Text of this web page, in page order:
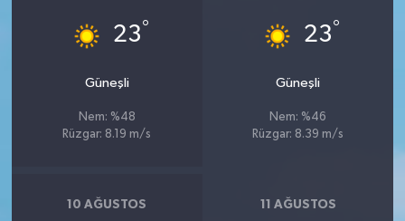
23°
Güneşli
Nem: %48
Rüzgar: 8.19 m/s
23°
Güneşli
Nem: %46
Rüzgar: 8.39 m/s
10 AĞUSTOS 11 AĞUSTOS